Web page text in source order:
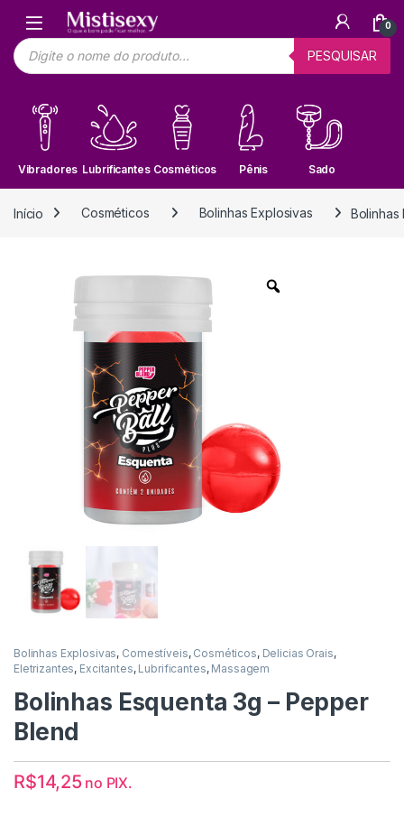
Skip to navigation
Skip to content
0
Pesquisar produtos
PESQUISAR
Vibradores Lubrificantes Cosméticos Pênis Sado
Início Cosméticos Bolinhas Explosivas Bolinhas
Bolinhas Explosivas, Comestíveis, Cosméticos, Delicias Orais,
Eletrizantes, Excitantes, Lubrificantes, Massagem
Bolinhas Esquenta 3g – Pepper
Blend
R$14,25 no PIX.